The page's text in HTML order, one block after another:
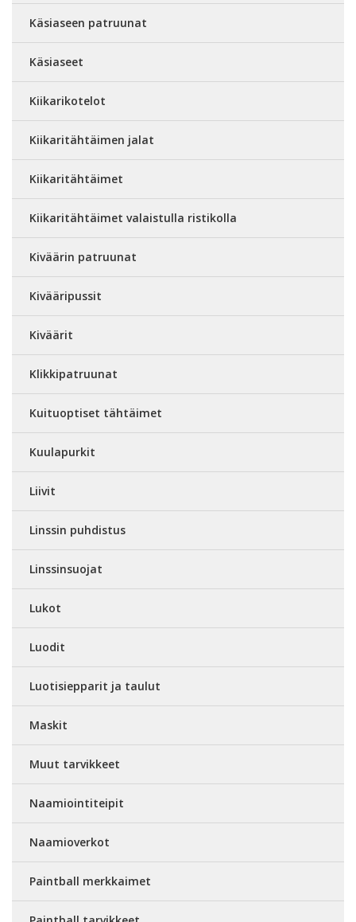
Käsiaseen patruunat
Käsiaseet
Kiikarikotelot
Kiikaritähtäimen jalat
Kiikaritähtäimet
Kiikaritähtäimet valaistulla ristikolla
Kiväärin patruunat
Kivääripussit
Kiväärit
Klikkipatruunat
Kuituoptiset tähtäimet
Kuulapurkit
Liivit
Linssin puhdistus
Linssinsuojat
Lukot
Luodit
Luotisiepparit ja taulut
Maskit
Muut tarvikkeet
Naamiointiteipit
Naamioverkot
Paintball merkkaimet